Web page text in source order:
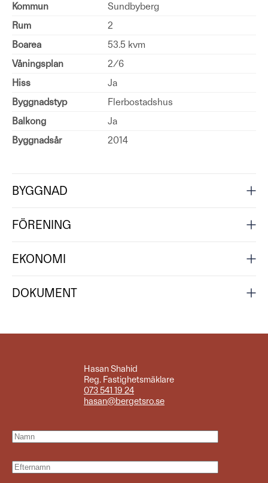
Kommun
Sundbyberg
Rum
2
Boarea
53.5 kvm
Våningsplan
2/6
Hiss
Ja
Byggnadstyp
Flerbostadshus
Balkong
Ja
Byggnadsår
2014
BYGGNAD
FÖRENING
EKONOMI
DOKUMENT
Hasan Shahid
Reg. Fastighetsmäklare
073 541 19 24
hasan@bergetsro.se